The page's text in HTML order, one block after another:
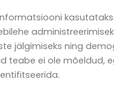
jälgimiseks ning
teabe ei ole mõeldud,